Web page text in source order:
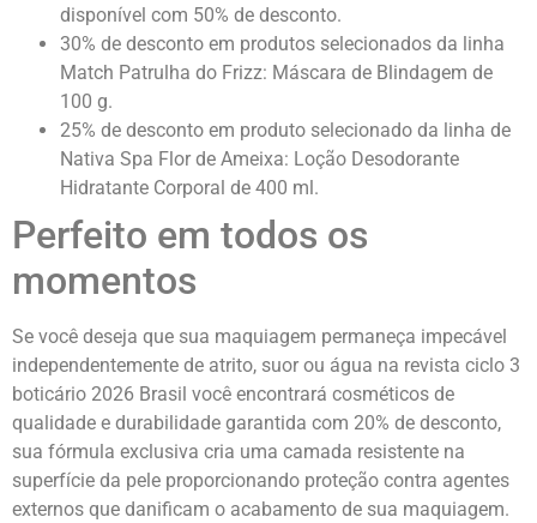
disponível com 50% de desconto.
30% de desconto em produtos selecionados da linha
Match Patrulha do Frizz: Máscara de Blindagem de
100 g.
25% de desconto em produto selecionado da linha de
Nativa Spa Flor de Ameixa: Loção Desodorante
Hidratante Corporal de 400 ml.
Perfeito em todos os
momentos
Se você deseja que sua maquiagem permaneça impecável
independentemente de atrito, suor ou água na revista ciclo 3
boticário 2026 Brasil você encontrará cosméticos de
qualidade e durabilidade garantida com 20% de desconto,
sua fórmula exclusiva cria uma camada resistente na
superfície da pele proporcionando proteção contra agentes
externos que danificam o acabamento de sua maquiagem.